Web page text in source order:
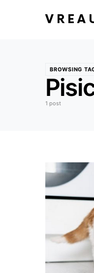
BROWSING
1 post